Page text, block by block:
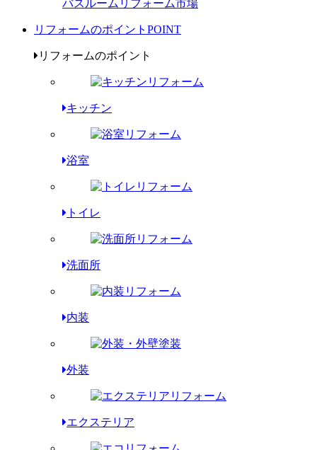
バスルームリフォーム市場
リフォームのポイント POINT
リフォームのポイント
キッチン
浴室
トイレ
洗面所
内装
外装
エクステリア